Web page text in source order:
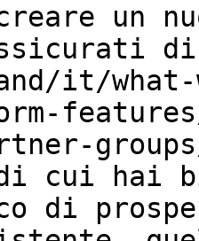
un
it/
di cui hai
di